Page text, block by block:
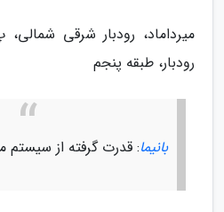
رودبار، طبقه پنجم
بانیما: قدرت گرفته از سیستم